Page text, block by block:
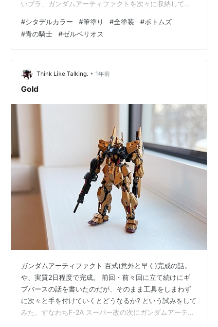
いプラ、ガンダムアーティファクトを次々に収納してい
と除外、小さいモデルを先に何とかしようということ
で、大き目のものは表でディスプレイ。 さて、そんな中
5年前に作ったスーパーミニプラ(SMP)のゼルベリオス。
2020年当時、まだシタデルカラーに出会う直前に作った
もんだから、完全に素組み。素晴らしいのはセンサー部
レンズなどが予め塗装済みになってい…
#シタデルカラー #筆塗り #全塗装 #ボトムズ
#青の騎士 #ゼルベリオス
Think Like Talking. • 1年前
Gold
ガンダムアーティファクト 百式(意外と早く)完成の話。
や、実質2日程度で完成。 前回・前々回に立て続けにギ
ブバースの話を書いたのだが、そのまま工具をしまわず
に次々と手を付けていくとどうなるか? という試みをして
みた。すなわちF-2A スーパー改の次にガンダムアーティ